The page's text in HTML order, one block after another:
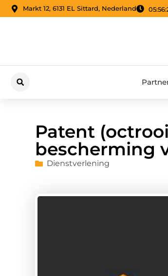
Markt 12, 6131 EL Sittard, Nederland
Patent
bescherming
Dienstverlening